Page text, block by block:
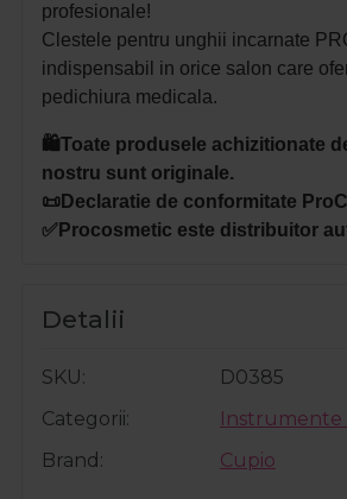
profesionale!
Clestele pentru unghii incarnate
indispensabil in orice salon care
pedichiura medicala.
🛍️Toate produsele achizitionate
nostru sunt originale.
📜Declaratie de conformitate
✅Procosmetic este distribuitor
Detalii
SKU
D0385
Categorii
Brand
Cupio